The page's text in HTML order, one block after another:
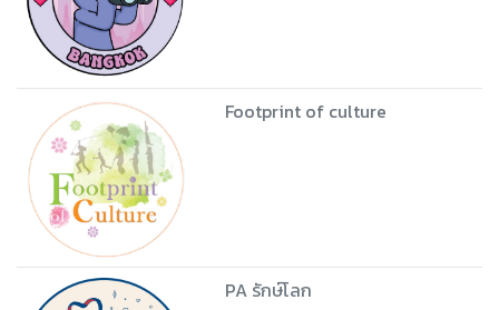
Footprint of culture
PA รักษ์โลก